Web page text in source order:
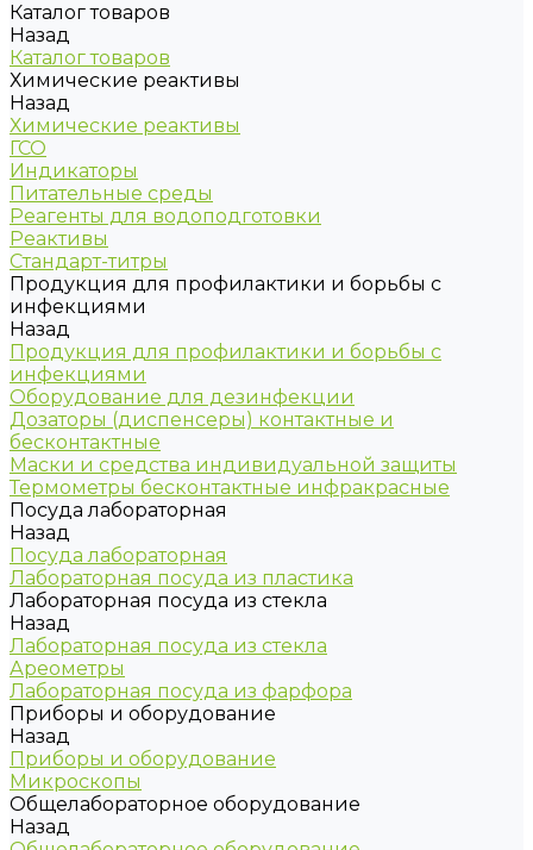
Каталог товаров
Назад
Каталог товаров
Химические реактивы
Назад
Химические реактивы
ГСО
Индикаторы
Питательные среды
Реагенты для водоподготовки
Реактивы
Стандарт-титры
Продукция для профилактики и борьбы с
инфекциями
Назад
Продукция для профилактики и борьбы с
инфекциями
Оборудование для дезинфекции
Дозаторы (диспенсеры) контактные и
бесконтактные
Маски и средства индивидуальной защиты
Термометры бесконтактные инфракрасные
Посуда лабораторная
Назад
Посуда лабораторная
Лабораторная посуда из пластика
Лабораторная посуда из стекла
Назад
Лабораторная посуда из стекла
Ареометры
Лабораторная посуда из фарфора
Приборы и оборудование
Назад
Приборы и оборудование
Микроскопы
Общелабораторное оборудование
Назад